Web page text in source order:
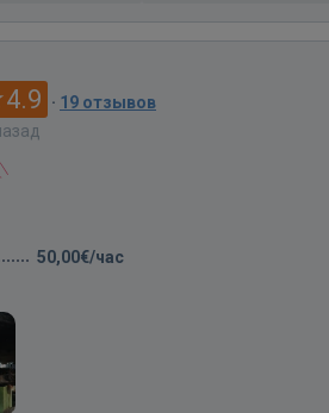
4.9 · 19 отзывов
50,00€/час